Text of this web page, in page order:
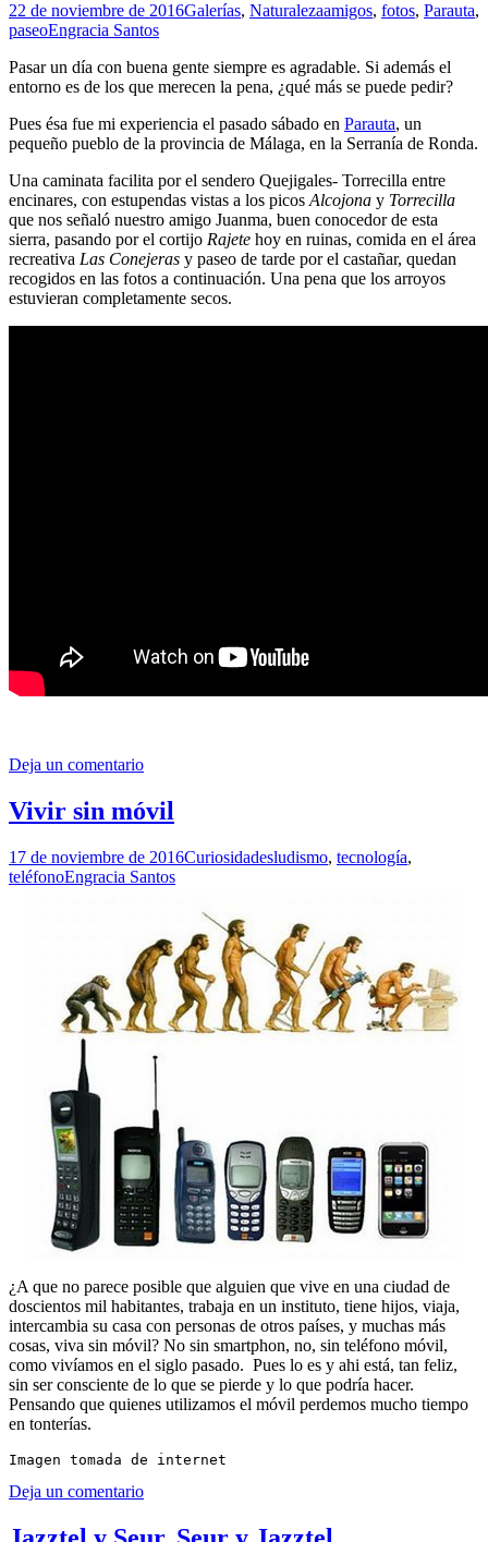
22 de noviembre de 2016Galerías, Naturalezaamigos, fotos, Parauta,
paseoEngracia Santos
Pasar un día con buena gente siempre es agradable. Si además el
entorno es de los que merecen la pena, ¿qué más se puede pedir?
Pues ésa fue mi experiencia el pasado sábado en Parauta, un
pequeño pueblo de la provincia de Málaga, en la Serranía de Ronda.
Una caminata facilita por el sendero Quejigales- Torrecilla entre
encinares, con estupendas vistas a los picosAlcojona y Torrecilla
que nos señaló nuestro amigo Juanma, buen conocedor de esta
sierra, pasando por el cortijo Rajete hoy en ruinas, comida en el área
recreativa Las Conejeras y paseo de tarde por el castañar, quedan
recogidos en las fotos a continuación. Una pena que los arroyos
estuvieran completamente secos.
Deja un comentario
Vivir sin móvil
17 de noviembre de 2016Curiosidadesludismo, tecnología,
teléfonoEngracia Santos
¿A que no parece posible que alguien que vive en una ciudad de
doscientos mil habitantes, trabaja en un instituto, tiene hijos, viaja,
intercambia su casa con personas de otros países, y muchas más
cosas, viva sin móvil? No sin smartphon, no, sin teléfono móvil,
como vivíamos en el siglo pasado. Pues lo es y ahi está, tan feliz,
sin ser consciente de lo que se pierde y lo que podría hacer.
Pensando que quienes utilizamos el móvil perdemos mucho tiempo
en tonterías.
Imagen tomada de internet
Deja un comentario